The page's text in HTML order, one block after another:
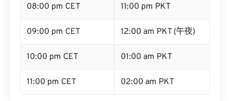
08:00 pm CET 11:00 pm PKT
09:00 pm CET 12:00 am PKT (午夜)
10:00 pm CET 01:00 am PKT
11:00 pm CET 02:00 am PKT